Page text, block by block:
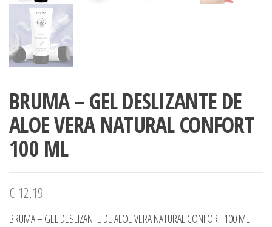
BRUMA – GEL DESLIZANTE DE
ALOE VERA NATURAL CONFORT
100 ML
€ 12,19
BRUMA – GEL DESLIZANTE DE ALOE VERA NATURAL CONFORT 100 ML